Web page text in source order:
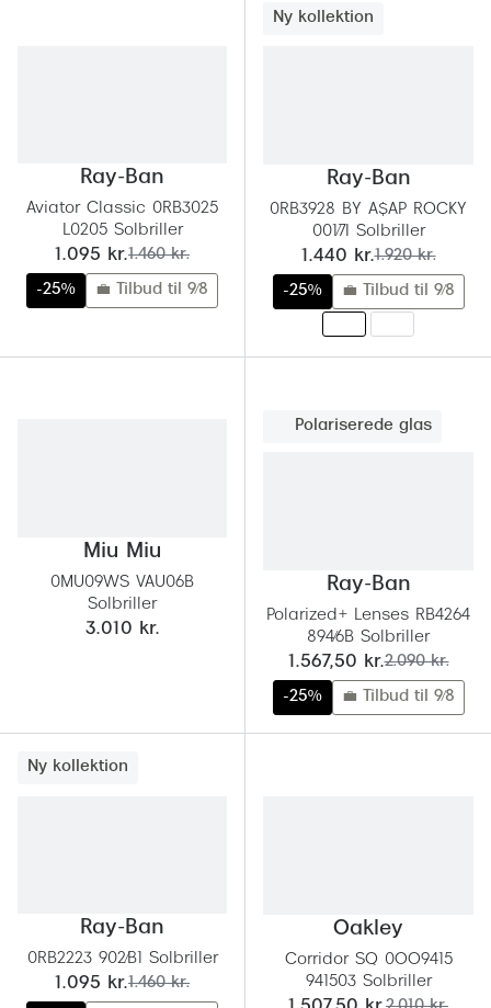
Ray-Ban
Aviator Classic 0RB3025
L0205 Solbriller
nu:
1.095 kr.før:
1.460 kr.
-25% 💼 Tilbud til 9/8
Ny kollektion
Ray-Ban
0RB3928 BY A$AP ROCKY
001/7I Solbriller
nu:
1.440 kr.før:
1.920 kr.
-25% 💼 Tilbud til 9/8
Miu Miu
0MU09WS VAU06B
Solbriller
3.010 kr.
Polariserede glas
Ray-Ban
Polarized+ Lenses RB4264
894/6B Solbriller
nu:
1.567,50 kr.før:
2.090 kr.
-25% 💼 Tilbud til 9/8
Ny kollektion
Ray-Ban
0RB2223 902/B1 Solbriller
nu:
1.095 kr.før:
1.460 kr.
Oakley
Corridor SQ 0OO9415
941503 Solbriller